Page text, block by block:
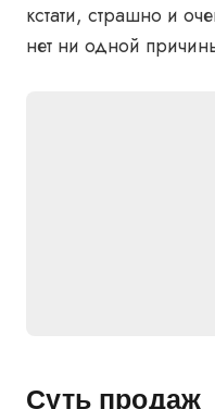
кстати, страшно и
нет ни одной
Суть продаж